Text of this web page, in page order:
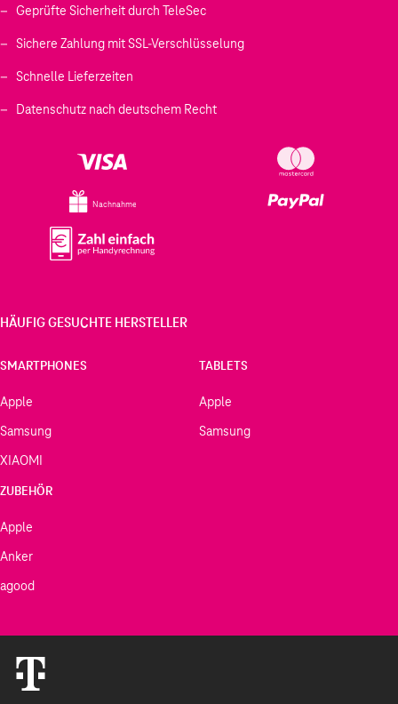
Geprüfte Sicherheit durch TeleSec
Sichere Zahlung mit SSL-Verschlüsselung
Schnelle Lieferzeiten
Datenschutz nach deutschem Recht
Nachnahme
HÄUFIG GESUCHTE HERSTELLER
SMARTPHONES
Apple
Samsung
XIAOMI
TABLETS
Apple
Samsung
ZUBEHÖR
Apple
Anker
agood